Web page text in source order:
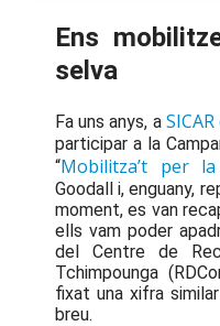
Ens
selva
Fa uns anys, a
participar a la
“Mobilitza’t per
Goodall i, enguany,
moment, es van
ells vam poder
del Centre de
Tchimpounga
fixat una xifra
breu.